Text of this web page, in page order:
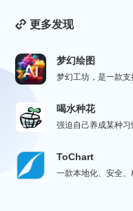
更多发现
梦幻绘图
喝水种花
ToChart